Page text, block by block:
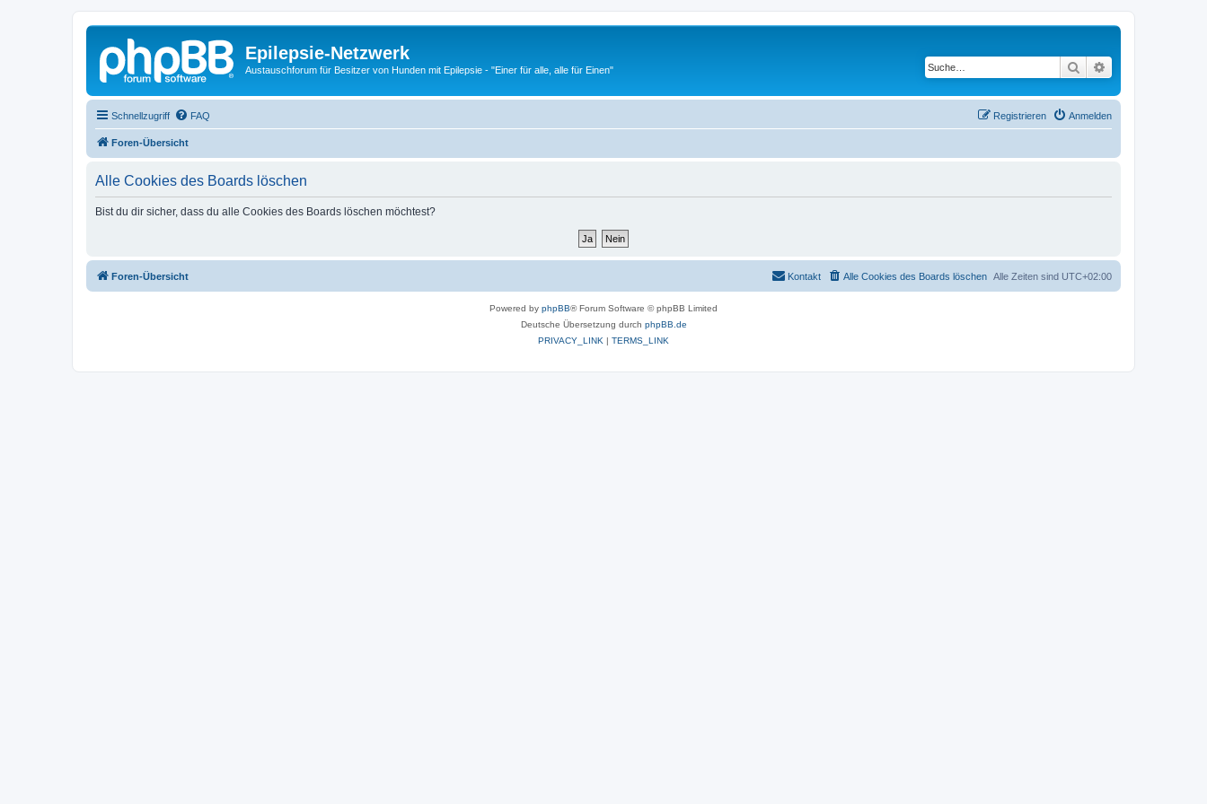
Epilepsie-Netzwerk
Austauschforum für Besitzer von Hunden mit Epilepsie - "Einer für alle, alle für Einen" Suche
Schnellzugriff FAQ Anmelden
Registrieren
Foren-Übersicht
Alle Cookies des Boards löschen
Bist du dir sicher, dass du alle Cookies des Boards löschen möchtest?
Foren-Übersicht Alle Zeiten sind UTC+02:00
Alle Cookies des Boards löschen
Kontakt
Powered by phpBB® Forum Software © phpBB Limited
Deutsche Übersetzung durch phpBB.de
PRIVACY_LINK | TERMS_LINK